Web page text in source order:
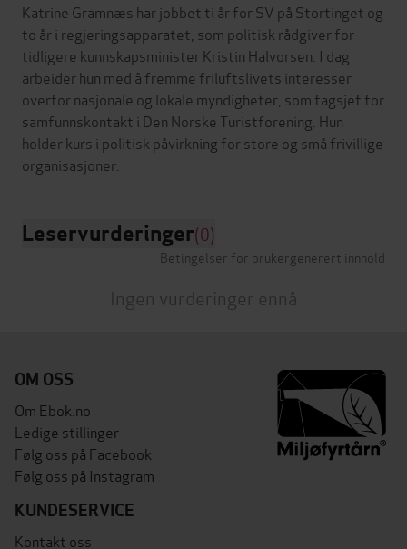
Katrine Gramnæs har jobbet ti år for SV på Stortinget og
to år i regjeringsapparatet, som politisk rådgiver for
tidligere kunnskapsminister Kristin Halvorsen. I dag
arbeider hun med å fremme friluftslivets interesser
overfor nasjonale og lokale myndigheter, som fagsjef for
samfunnskontakt i Den Norske Turistforening. Hun
holder kurs i politisk påvirkning for store og små frivillige
Leservurderinger(0)
Betingelser for brukergenerert innhold
Ingen vurderinger ennå
OM OSS
Om Ebok.no
Ledige stillinger
Følg oss på Facebook
Følg oss på Instagram
KUNDESERVICE
Kontakt oss